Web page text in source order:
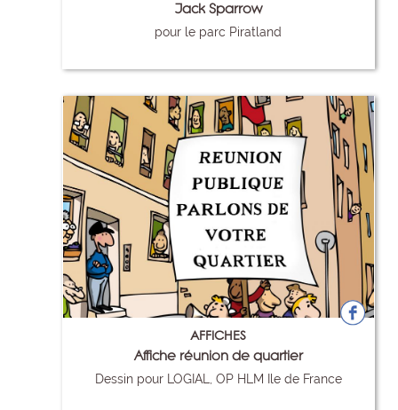
Jack Sparrow
pour le parc Piratland
AFFICHES
Affiche réunion de quartier
Dessin pour LOGIAL, OP HLM Ile de France